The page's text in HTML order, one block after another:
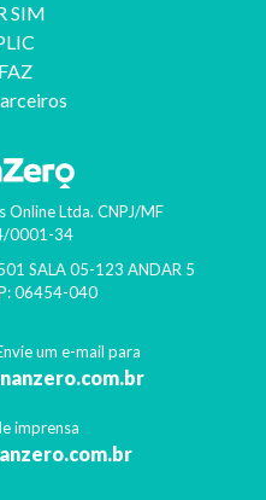
SIM
Online Ltda. CNPJ/MF
0001-34
SALA 05-123 ANDAR 5
06454-040
um e-mail para
imprensa